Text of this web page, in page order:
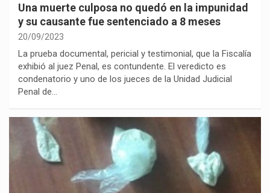
Una muerte culposa no quedó en la impunidad
y su causante fue sentenciado a 8 meses
20/09/2023
La prueba documental, pericial y testimonial, que la Fiscalía
exhibió al juez Penal, es contundente. El veredicto es
condenatorio y uno de los jueces de la Unidad Judicial
Penal de…